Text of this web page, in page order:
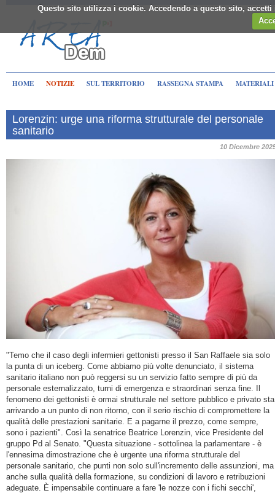
Questo sito utilizza i cookie. Accedendo a questo sito,
HOME NOTIZIE SUL TERRITORIO RASSEGNA STAMPA MATERIALI
Lorenzin: urge una riforma strutturale del personale
sanitario
10 Dicembre
"Temo che il caso degli infermieri gettonisti presso il San Raffaele sia solo
la punta di un iceberg. Come abbiamo più volte denunciato, il sistema
sanitario italiano non può reggersi su un servizio fatto sempre di più da
personale esternalizzato, turni di emergenza e straordinari senza fine. Il
fenomeno dei gettonisti è ormai strutturale nel settore pubblico e privato sta
arrivando a un punto di non ritorno, con il serio rischio di compromettere la
qualità delle prestazioni sanitarie. E a pagarne il prezzo, come sempre,
sono i pazienti". Così la senatrice Beatrice Lorenzin , vice Presidente del
gruppo Pd al Senato. "Questa situazione - sottolinea la parlamentare - è
l'ennesima dimostrazione che è urgente una riforma strutturale del
personale sanitario, che punti non solo sull'incremento delle assunzioni, ma
anche sulla qualità della formazione, su condizioni di lavoro e retribuzioni
adeguate. È impensabile continuare a fare 'le nozze con i fichi secchi',